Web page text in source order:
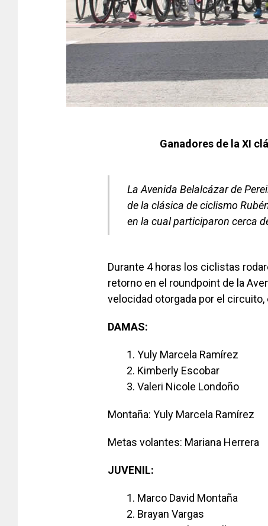
Ganadores de la XI
La Avenida Belalcázar de
de la clásica de ciclismo
en la cual participaron cerca
Durante 4 horas los ciclistas
retorno en el roundpoint de la
velocidad otorgada por el
DAMAS:
Yuly Marcela Ramírez
Kimberly Escobar
Valeri Nicole Londoño
Montaña: Yuly Marcela Ramírez
Metas volantes: Mariana Herrera
JUVENIL:
Marco David Montaña
Brayan Vargas